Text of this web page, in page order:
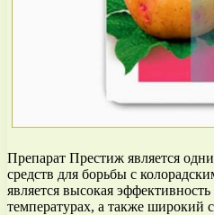
Препарат Престиж является
средств для борьбы с
является высокая
температурах, а также широкий